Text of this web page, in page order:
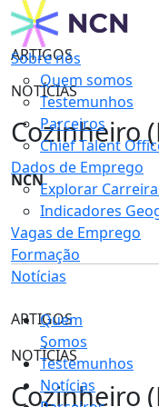
Sobre nós
Quem somos
Testemunhos
Parceiros
Chief Talent
Dados de Emprego
Explorar
Indicadores
Vagas de Emprego
Formação
Notícias
Quem
Somos
Testemunhos
Notícias
ARTIGOS
NOTÍCIAS
Cozinheiro
NCN
ARTIGOS
NOTÍCIAS
Cozinheiro